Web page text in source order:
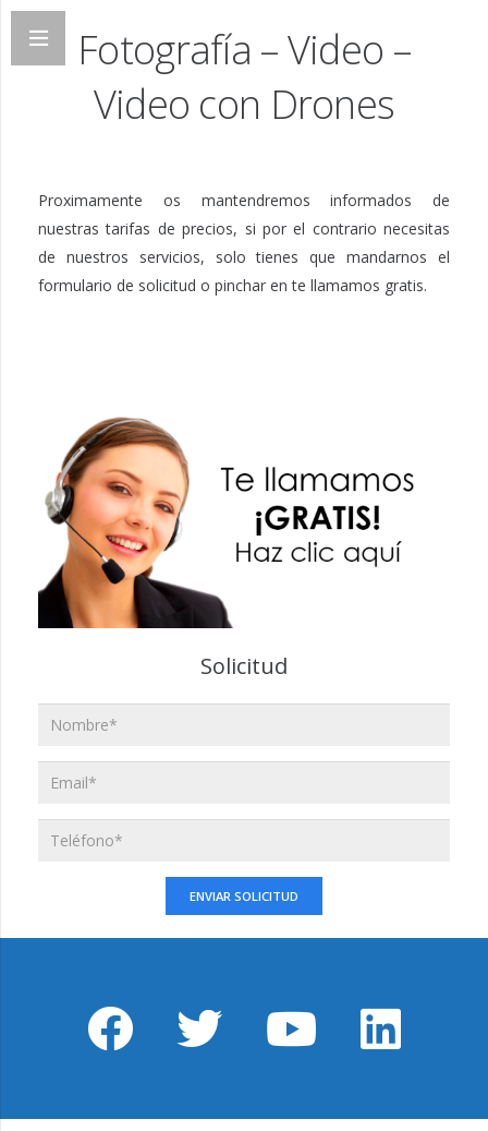
Fotografía – Video –
Video con Drones
Proximamente os mantendremos informados de
nuestras tarifas de precios, si por el contrario necesitas
de nuestros servicios, solo tienes que mandarnos el
formulario de solicitud o pinchar en te llamamos gratis.
Solicitud